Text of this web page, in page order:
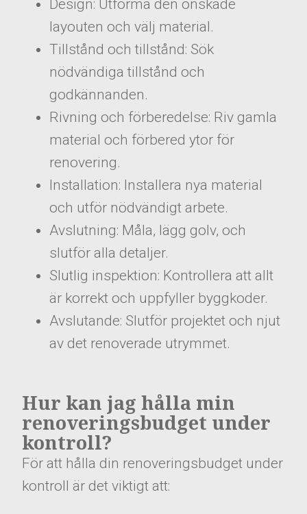
Design: Utforma den önskade
layouten och välj material.
Tillstånd och tillstånd: Sök
nödvändiga tillstånd och
godkännanden.
Rivning och förberedelse: Riv gamla
material och förbered ytor för
renovering.
Installation: Installera nya material
och utför nödvändigt arbete.
Avslutning: Måla, lägg golv, och
slutför alla detaljer.
Slutlig inspektion: Kontrollera att allt
är korrekt och uppfyller byggkoder.
Avslutande: Slutför projektet och njut
av det renoverade utrymmet.
Hur kan jag hålla min
renoveringsbudget under
kontroll?
För att hålla din renoveringsbudget under
kontroll är det viktigt att: